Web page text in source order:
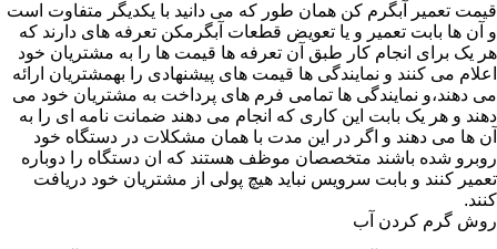
قیمت تعمیر آبگرم کن همان طور که می دانید با یکدیگر متفاوت است
و آن ها بابت تعمیر و یا تعویض قطعات آبگرمکن تعرفه های دارند که
هر یک برای انجام کار طبق آن تعرفه ها قیمت ها را به مشتریان خود
اعلام می کنند و نمایندگی ها قیمت های پیشنهادی را بهمشتریان ارائه
می دهند،و نمایندگی ها تمامی فرم های پرداخت به مشتریان خود می
دهند و هر یک بابت این کاری که انجام می دهند ضمانت نامه ای را به
آن ها می دهند و اگر در این مدت با همان مشکلات در دستگاه خود
روبرو شده باشند متخصصان موظف هستند که ان دستگاه را دوباره
تعمیر کنند و بابت سرویس نباید هیچ پولی از مشتریان خود دریافت
کنند.
روش گرم کردن آب